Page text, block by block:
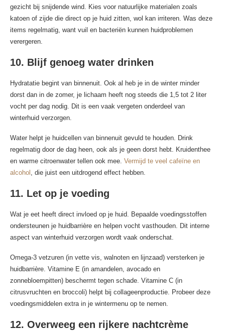
gezicht bij snijdende wind. Kies voor natuurlijke materialen zoals
katoen of zijde die direct op je huid zitten, wol kan irriteren. Was deze
items regelmatig, want vuil en bacteriën kunnen huidproblemen
verergeren.
10. Blijf genoeg water drinken
Hydratatie begint van binnenuit. Ook al heb je in de winter minder
dorst dan in de zomer, je lichaam heeft nog steeds die 1,5 tot 2 liter
vocht per dag nodig. Dit is een vaak vergeten onderdeel van
winterhuid verzorgen.
Water helpt je huidcellen van binnenuit gevuld te houden. Drink
regelmatig door de dag heen, ook als je geen dorst hebt. Kruidenthee
en warme citroenwater tellen ook mee. Vermijd te veel cafeïne en
alcohol , die juist een uitdrogend effect hebben.
11. Let op je voeding
Wat je eet heeft direct invloed op je huid. Bepaalde voedingsstoffen
ondersteunen je huidbarrière en helpen vocht vasthouden. Dit interne
aspect van winterhuid verzorgen wordt vaak onderschat.
Omega-3 vetzuren (in vette vis, walnoten en lijnzaad) versterken je
huidbarrière. Vitamine E (in amandelen, avocado en
zonnebloempitten) beschermt tegen schade. Vitamine C (in
citrusvruchten en broccoli) helpt bij collageenproductie. Probeer deze
voedingsmiddelen extra in je wintermenu op te nemen.
12. Overweeg een rijkere nachtcrème